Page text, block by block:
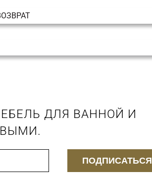
ДЛЯ ВАННОЙ И
ПОДПИСАТЬСЯ